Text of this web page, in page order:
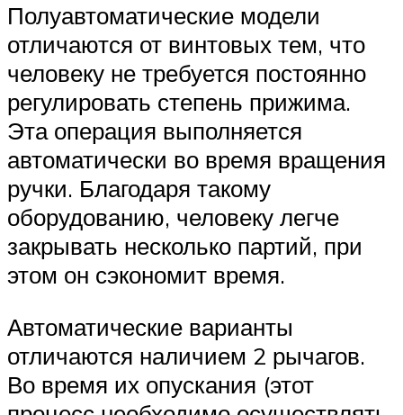
Полуавтоматические модели
отличаются от винтовых тем, что
человеку не требуется постоянно
регулировать степень прижима.
Эта операция выполняется
автоматически во время вращения
ручки. Благодаря такому
оборудованию, человеку легче
закрывать несколько партий, при
этом он сэкономит время.
Автоматические варианты
отличаются наличием 2 рычагов.
Во время их опускания (этот